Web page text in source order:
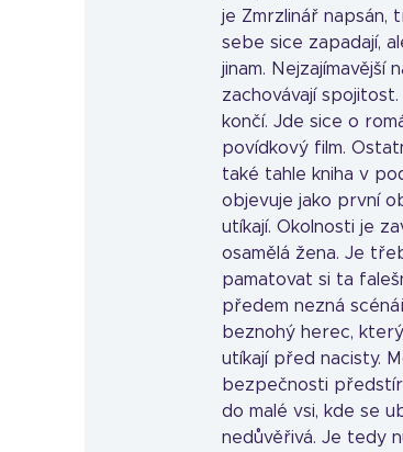
je Zmrzlinář napsán,
sebe sice zapadají,
jinam. Nejzajímavější
zachovávají
končí. Jde sice o
povídkový film.
také tahle kniha v
objevuje jako první
utíkají. Okolnosti je
osamělá žena. Je
pamatovat si ta
předem nezná
beznohý herec,
utíkají před nacisty.
bezpečnosti
do malé vsi, kde se
nedůvěřivá. Je tedy